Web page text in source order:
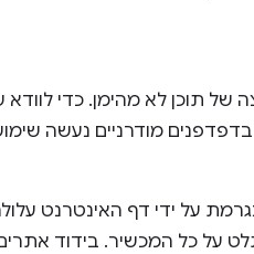
של תוכן לא מהימן. כדי
בדפדפנים מודרניים נעשה
על ידי דף האינטרנט
על כל המכשיר. בידוד